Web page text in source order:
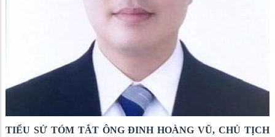
TIỂU SỬ TÓM TẮT ÔNG ĐINH HOÀNG VŨ, CHỦ TỊCH